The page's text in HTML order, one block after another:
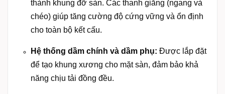
thành khung đỡ sàn. Các thanh giằng (ngang và
chéo) giúp tăng cường độ cứng vững và ổn định
cho toàn bộ kết cấu.
Hệ thống dầm chính và dầm phụ: Được lắp đặt
để tạo khung xương cho mặt sàn, đảm bảo khả
năng chịu tải đồng đều.